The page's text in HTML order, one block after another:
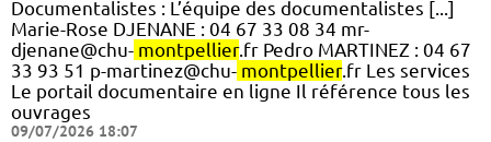
Documentalistes : L’équipe des documentalistes [...]
Marie-Rose DJENANE : 04 67 33 08 34 mr-
djenane@chu- montpellier.fr Pedro MARTINEZ : 04 67
33 93 51 p-martinez@chu- montpellier.fr Les services
Le portail documentaire en ligne Il référence tous les
ouvrages
09/07/2026 18:07